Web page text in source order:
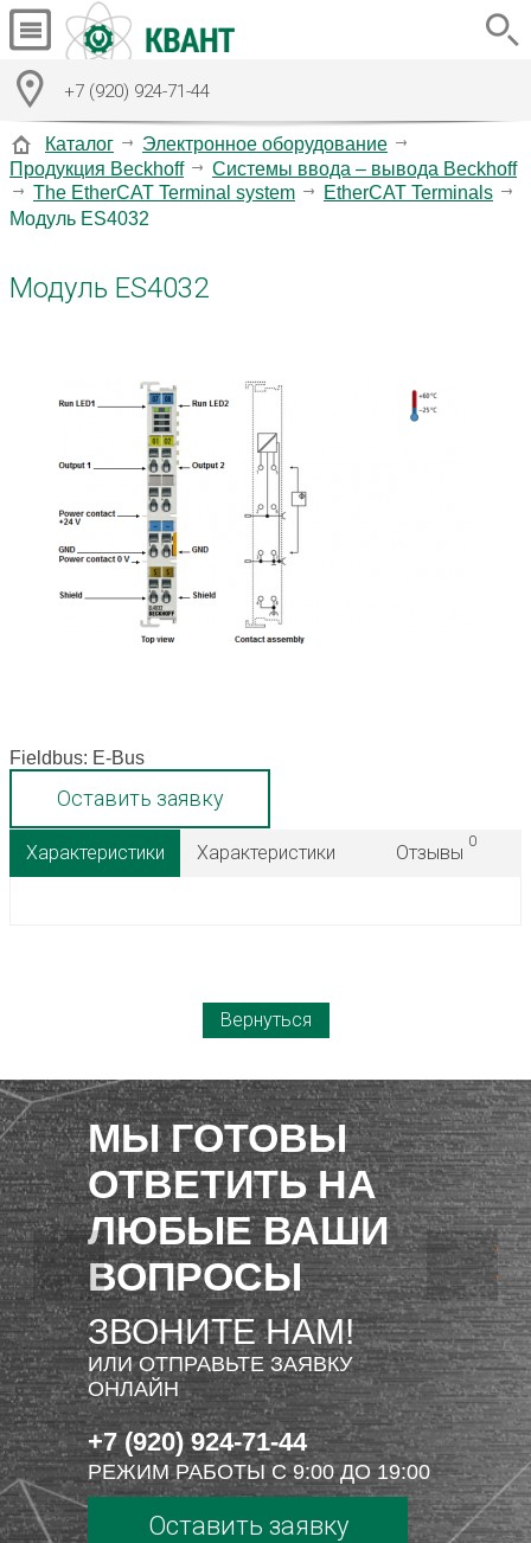
+7 (920) 924-71-44
Каталог
Электронное оборудование
Продукция Beckhoff
Системы ввода – вывода Beckhoff
The EtherCAT Terminal system
EtherCAT Terminals
Модуль ES4032
Модуль ES4032
Fieldbus: E-Bus
Оставить заявку
Характеристики Характеристики Отзывы
0
Вернуться
МЫ ГОТОВЫ
ОТВЕТИТЬ НА
ЛЮБЫЕ ВАШИ
ВОПРОСЫ
ЗВОНИТЕ НАМ!
ИЛИ ОТПРАВЬТЕ ЗАЯВКУ
ОНЛАЙН
+7 (920) 924-71-44
РЕЖИМ РАБОТЫ С 9:00 ДО 19:00
Оставить заявку